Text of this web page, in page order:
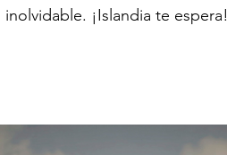
inolvidable. ¡Islandia te espera!